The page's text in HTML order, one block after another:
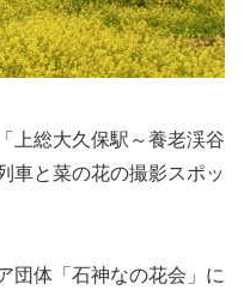
上総大久保駅～養老渓谷
車と菜の花の撮影スポッ
団体「石神なの花会」に